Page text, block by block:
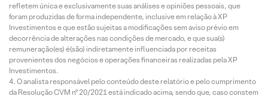
refletem única e exclusivamente suas análises e opiniões pessoais, que
foram produzidas de forma independente, inclusive em relação à XP
Investimentos e que estão sujeitas a modificações sem aviso prévio em
decorrência de alterações nas condições de mercado, e que sua(s)
remuneração(es) é(são) indiretamente influenciada por receitas
provenientes dos negócios e operações financeiras realizadas pela XP
Investimentos.
O analista responsável pelo conteúdo deste relatório e pelo cumprimento
da Resolução CVM nº 20/2021 está indicado acima, sendo que, caso constem